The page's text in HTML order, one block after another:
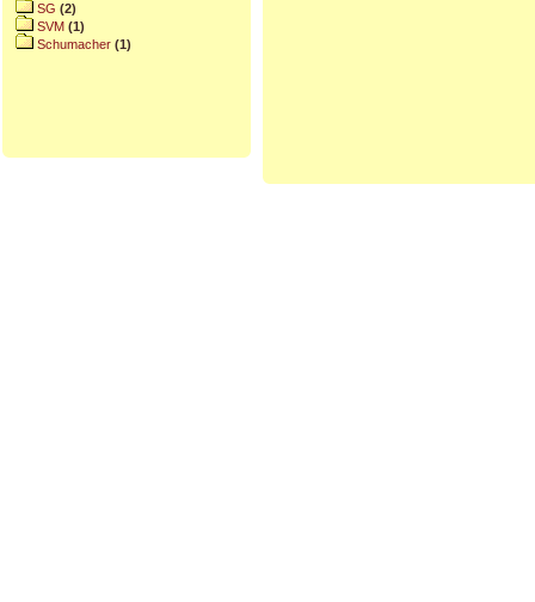
SG (2)
SVM (1)
Schumacher (1)